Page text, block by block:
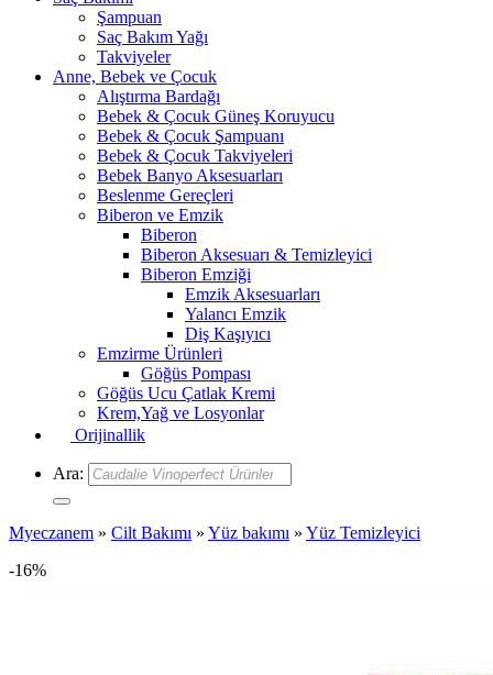
Şampuan
Saç Bakım Yağı
Takviyeler
Anne, Bebek ve Çocuk
Alıştırma Bardağı
Bebek & Çocuk Güneş Koruyucu
Bebek & Çocuk Şampuanı
Bebek & Çocuk Takviyeleri
Bebek Banyo Aksesuarları
Beslenme Gereçleri
Biberon ve Emzik
Biberon
Biberon Aksesuarı & Temizleyici
Biberon Emziği
Emzik Aksesuarları
Yalancı Emzik
Diş Kaşıyıcı
Emzirme Ürünleri
Göğüs Pompası
Göğüs Ucu Çatlak Kremi
Krem,Yağ ve Losyonlar
Orijinallik
Ara:
Myeczanem » Cilt Bakımı » Yüz bakımı » Yüz Temizleyici
-16%